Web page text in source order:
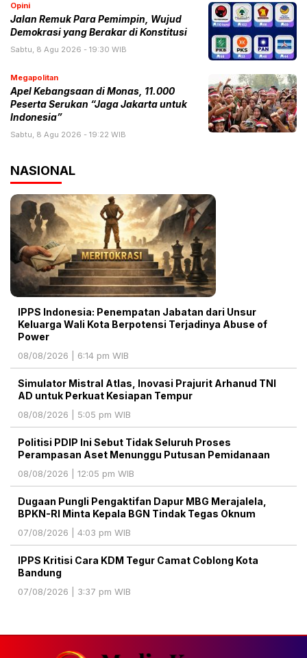
Opini
Jalan Remuk Para Pemimpin, Wujud
Demokrasi yang Berakar di Konstitusi
Sabtu, 8 Agu 2026 - 19:30 WIB
Megapolitan
Apel Kebangsaan di Monas, 11.000
Peserta Serukan “Jaga Jakarta untuk
Indonesia”
Sabtu, 8 Agu 2026 - 19:22 WIB
NASIONAL
IPPS Indonesia: Penempatan Jabatan dari Unsur
Keluarga Wali Kota Berpotensi Terjadinya Abuse of
Power
08/08/2026 | 6:14 pm WIB
Simulator Mistral Atlas, Inovasi Prajurit Arhanud TNI
AD untuk Perkuat Kesiapan Tempur
08/08/2026 | 5:05 pm WIB
Politisi PDIP Ini Sebut Tidak Seluruh Proses
Perampasan Aset Menunggu Putusan Pemidanaan
08/08/2026 | 12:05 pm WIB
Dugaan Pungli Pengaktifan Dapur MBG Merajalela,
BPKN-RI Minta Kepala BGN Tindak Tegas Oknum
07/08/2026 | 4:03 pm WIB
IPPS Kritisi Cara KDM Tegur Camat Coblong Kota
Bandung
07/08/2026 | 3:37 pm WIB